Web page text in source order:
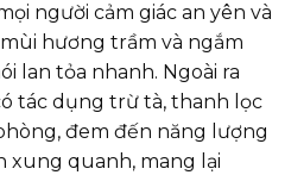
người cảm giác an yên và
hương trầm và ngắm
lan tỏa nhanh. Ngoài ra
tác dụng trừ tà, thanh lọc
đem đến năng lượng
xung quanh, mang lại